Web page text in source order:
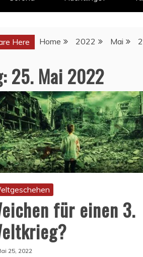
Here Home 2022 Mai
25. Mai 2022
für einen 3.
25, 2022